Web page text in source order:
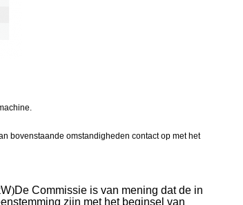
bovenstaande omstandigheden contact op met het
)De Commissie is van mening dat de in
zijn met het beginsel van